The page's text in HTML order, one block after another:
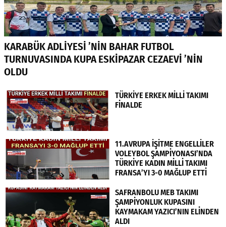
KARABÜK ADLİYESİ ’NİN BAHAR FUTBOL
TURNUVASINDA KUPA ESKİPAZAR CEZAEVİ ’NİN
OLDU
TÜRKİYE ERKEK MİLLİ TAKIMI
FİNALDE
11.AVRUPA İŞİTME ENGELLİLER
VOLEYBOL ŞAMPİYONASI’NDA
TÜRKİYE KADIN MİLLİ TAKIMI
FRANSA’YI 3-0 MAĞLUP ETTİ
SAFRANBOLU MEB TAKIMI
ŞAMPİYONLUK KUPASINI
KAYMAKAM YAZICI’NIN ELİNDEN
ALDI